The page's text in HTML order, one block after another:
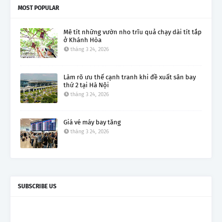
MOST POPULAR
Mê tít những vườn nho trĩu quả chạy dài tít tắp
ở Khánh Hòa
tháng 3 24, 2026
Làm rõ ưu thế cạnh tranh khi đề xuất sân bay
thứ 2 tại Hà Nội
tháng 3 24, 2026
Giá vé máy bay tăng
tháng 3 24, 2026
SUBSCRIBE US